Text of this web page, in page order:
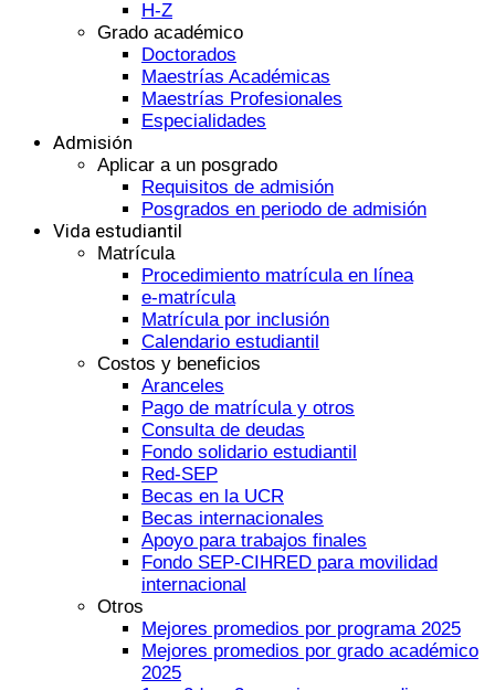
H-Z
Grado académico
Doctorados
Maestrías Académicas
Maestrías Profesionales
Especialidades
Admisión
Aplicar a un posgrado
Requisitos de admisión
Posgrados en periodo de admisión
Vida estudiantil
Matrícula
Procedimiento matrícula en línea
e-matrícula
Matrícula por inclusión
Calendario estudiantil
Costos y beneficios
Aranceles
Pago de matrícula y otros
Consulta de deudas
Fondo solidario estudiantil
Red-SEP
Becas en la UCR
Becas internacionales
Apoyo para trabajos finales
Fondo SEP-CIHRED para movilidad
internacional
Otros
Mejores promedios por programa 2025
Mejores promedios por grado académico
2025